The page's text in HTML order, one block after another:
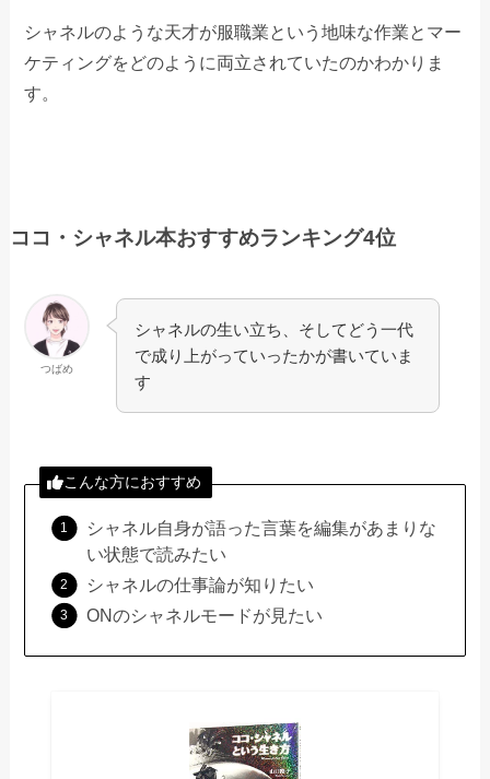
シャネルのような天才が服職業という地味な作業とマー
ケティングをどのように両立されていたのかわかりま
す。
ココ・シャネル本おすすめランキング4位
つばめ
シャネルの生い立ち、そしてどう一代
で成り上がっていったかが書いていま
す
こんな方におすすめ
シャネル自身が語った言葉を編集があまりな
い状態で読みたい
シャネルの仕事論が知りたい
ONのシャネルモードが見たい